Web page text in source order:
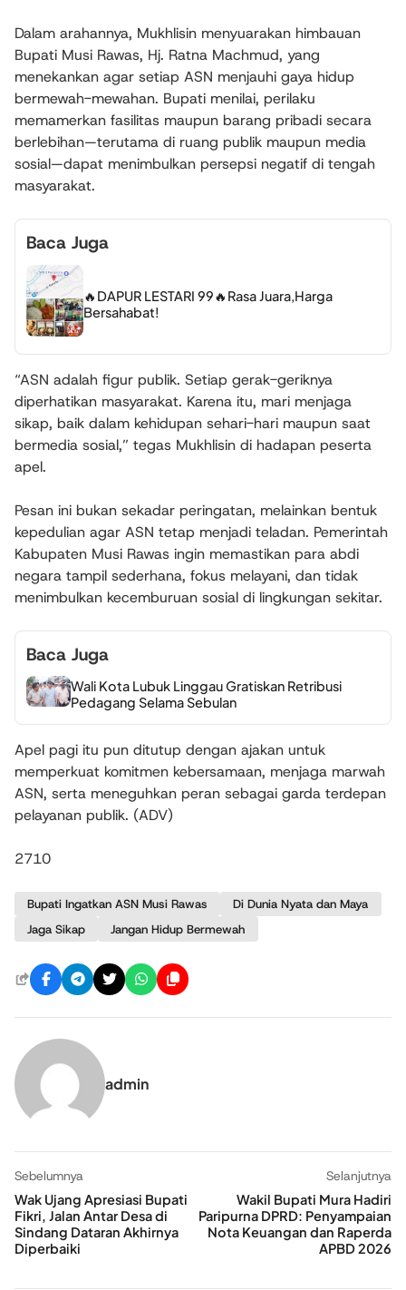
Dalam arahannya, Mukhlisin menyuarakan himbauan
Bupati Musi Rawas, Hj. Ratna Machmud, yang
menekankan agar setiap ASN menjauhi gaya hidup
bermewah-mewahan. Bupati menilai, perilaku
memamerkan fasilitas maupun barang pribadi secara
berlebihan—terutama di ruang publik maupun media
sosial—dapat menimbulkan persepsi negatif di tengah
masyarakat.
Baca Juga
🔥DAPUR LESTARI 99🔥Rasa Juara,Harga
Bersahabat!
“ASN adalah figur publik. Setiap gerak-geriknya
diperhatikan masyarakat. Karena itu, mari menjaga
sikap, baik dalam kehidupan sehari-hari maupun saat
bermedia sosial,” tegas Mukhlisin di hadapan peserta
apel.
Pesan ini bukan sekadar peringatan, melainkan bentuk
kepedulian agar ASN tetap menjadi teladan. Pemerintah
Kabupaten Musi Rawas ingin memastikan para abdi
negara tampil sederhana, fokus melayani, dan tidak
menimbulkan kecemburuan sosial di lingkungan sekitar.
Baca Juga
Wali Kota Lubuk Linggau Gratiskan Retribusi
Pedagang Selama Sebulan
Apel pagi itu pun ditutup dengan ajakan untuk
memperkuat komitmen kebersamaan, menjaga marwah
ASN, serta meneguhkan peran sebagai garda terdepan
pelayanan publik. (ADV)
2710
Bupati Ingatkan ASN Musi Rawas
Di Dunia Nyata dan Maya
Jaga Sikap
Jangan Hidup Bermewah
admin
Sebelumnya
Wak Ujang Apresiasi Bupati
Fikri, Jalan Antar Desa di
Sindang Dataran Akhirnya
Diperbaiki
Selanjutnya
Wakil Bupati Mura Hadiri
Paripurna DPRD: Penyampaian
Nota Keuangan dan Raperda
APBD 2026